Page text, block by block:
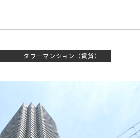
タワーマンション（賃貸）